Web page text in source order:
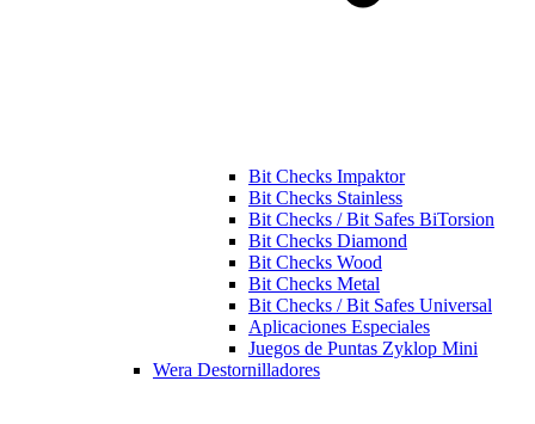
Bit Checks Impaktor
Bit Checks Stainless
Bit Checks / Bit Safes BiTorsion
Bit Checks Diamond
Bit Checks Wood
Bit Checks Metal
Bit Checks / Bit Safes Universal
Aplicaciones Especiales
Juegos de Puntas Zyklop Mini
Wera Destornilladores